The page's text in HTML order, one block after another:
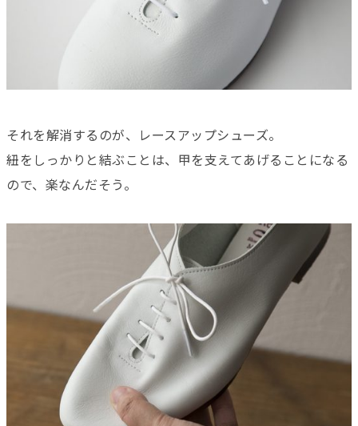
それを解消するのが、レースアップシューズ。
紐をしっかりと結ぶことは、甲を支えてあげることになる
ので、楽なんだそう。